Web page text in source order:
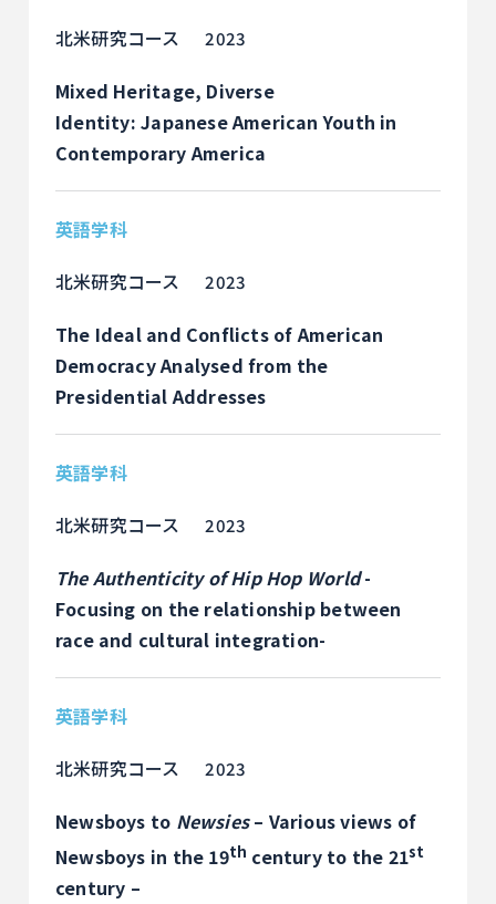
北米研究コース
2023
Mixed Heritage, Diverse
Identity: Japanese American Youth in
Contemporary America
英語学科
北米研究コース
2023
The Ideal and Conflicts of American
Democracy Analysed from the
Presidential Addresses
英語学科
北米研究コース
2023
The Authenticity of Hip Hop World-
Focusing on the relationship between
race and cultural integration-
英語学科
北米研究コース
2023
Newsboys to Newsies– Various views of
Newsboys in the 19th century to the 21st
century –